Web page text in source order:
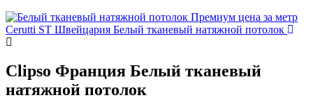
Cerutti ST Швейцария Белый тканевый натяжной потолок
Clipso Франция Белый тканевый
натяжной потолок